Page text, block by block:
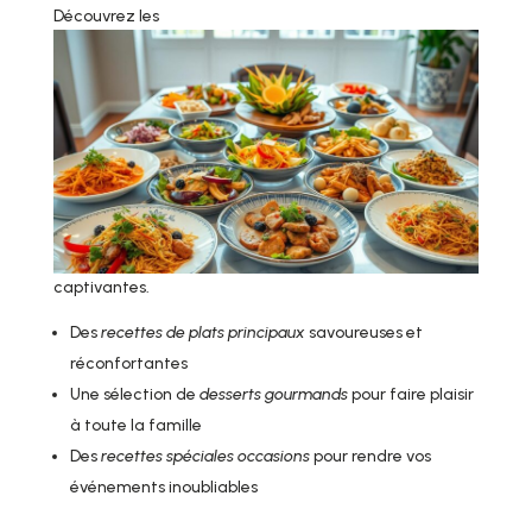
Découvrez les
captivantes.
Desrecettes de plats principaux savoureuses et
réconfortantes
Une sélection de desserts gourmandspour faire plaisir
à toute la famille
Desrecettes spéciales occasionspour rendre vos
événements inoubliables